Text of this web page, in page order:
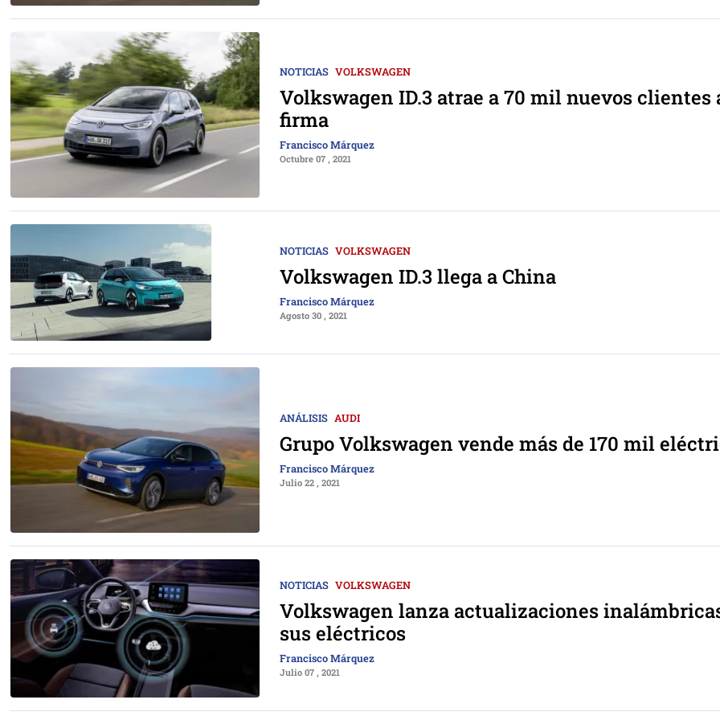
NOTICIAS VOLKSWAGEN
Volkswagen ID.3 atrae a 70 mil nuevos clientes
firma
Francisco Márquez
Octubre 07 , 2021
NOTICIAS VOLKSWAGEN
Volkswagen ID.3 llega a China
Francisco Márquez
Agosto 30 , 2021
ANÁLISIS AUDI
Grupo Volkswagen vende más de 170 mil
Francisco Márquez
Julio 22 , 2021
NOTICIAS VOLKSWAGEN
Volkswagen lanza actualizaciones
sus eléctricos
Francisco Márquez
Julio 07 , 2021